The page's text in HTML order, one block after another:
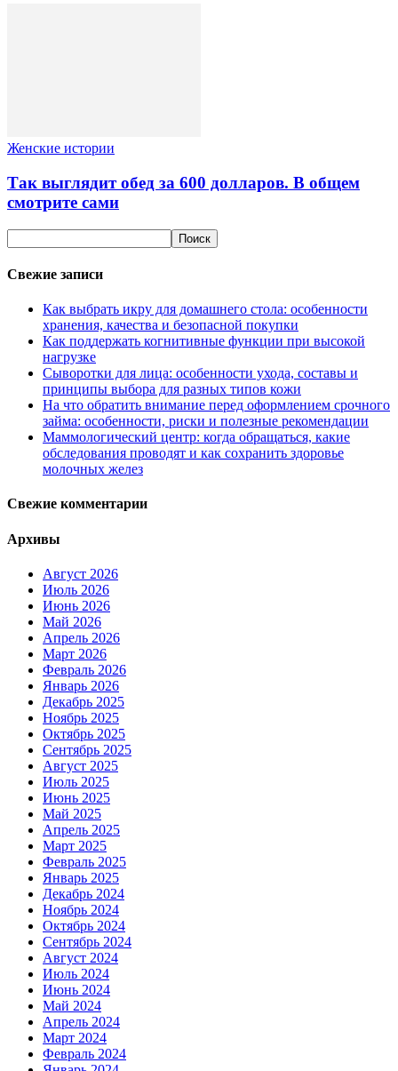
Женские истории
Так выглядит обед за 600 долларов. В общем
смотрите сами
Свежие записи
Как выбрать икру для домашнего стола: особенности
хранения, качества и безопасной покупки
Как поддержать когнитивные функции при высокой
нагрузке
Сыворотки для лица: особенности ухода, составы и
принципы выбора для разных типов кожи
На что обратить внимание перед оформлением срочного
займа: особенности, риски и полезные рекомендации
Маммологический центр: когда обращаться, какие
обследования проводят и как сохранить здоровье
молочных желез
Свежие комментарии
Архивы
Август 2026
Июль 2026
Июнь 2026
Май 2026
Апрель 2026
Март 2026
Февраль 2026
Январь 2026
Декабрь 2025
Ноябрь 2025
Октябрь 2025
Сентябрь 2025
Август 2025
Июль 2025
Июнь 2025
Май 2025
Апрель 2025
Март 2025
Февраль 2025
Январь 2025
Декабрь 2024
Ноябрь 2024
Октябрь 2024
Сентябрь 2024
Август 2024
Июль 2024
Июнь 2024
Май 2024
Апрель 2024
Март 2024
Февраль 2024